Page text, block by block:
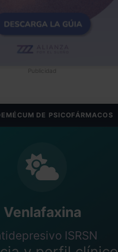
Publicidad
DE PSICOFÁRMACOS
Venlafaxina
ISRSN